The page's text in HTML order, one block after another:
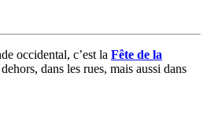
occidental, c’est la Fête de la
dans les rues, mais aussi dans